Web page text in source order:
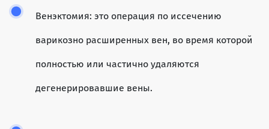
Венэктомия: это операция по иссечению
варикозно расширенных вен, во время которой
полностью или частично удаляются
дегенерировавшие вены.